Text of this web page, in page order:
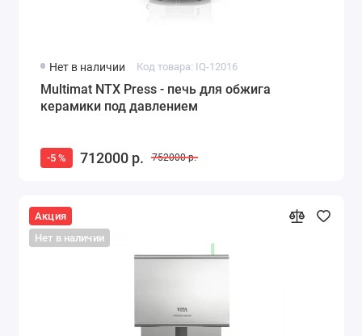
Нет в наличии Код товара: IQ-12016
Multimat NTX Press - печь для обжига
керамики под давлением
-5 % 712000 р. 752000 р.
Акция
Нет в наличии